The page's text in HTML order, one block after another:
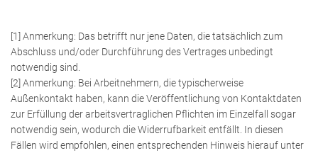
[1] Anmerkung: Das betrifft nur jene Daten, die tatsächlich zum
Abschluss und/oder Durchführung des Vertrages unbedingt
notwendig sind.
[2] Anmerkung: Bei Arbeitnehmern, die typischerweise
Außenkontakt haben, kann die Veröffentlichung von Kontaktdaten
zur Erfüllung der arbeitsvertraglichen Pflichten im Einzelfall sogar
notwendig sein, wodurch die Widerrufbarkeit entfällt. In diesen
Fällen wird empfohlen, einen entsprechenden Hinweis hierauf unter